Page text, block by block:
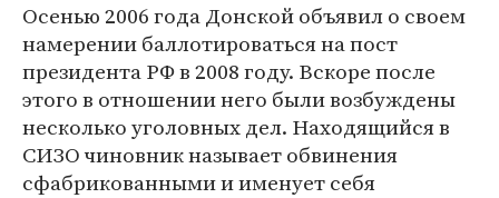
Осенью 2006 года Донской объявил о своем
намерении баллотироваться на пост
президента РФ в 2008 году. Вскоре после
этого в отношении него были возбуждены
несколько уголовных дел. Находящийся в
СИЗО чиновник называет обвинения
сфабрикованными и именует себя